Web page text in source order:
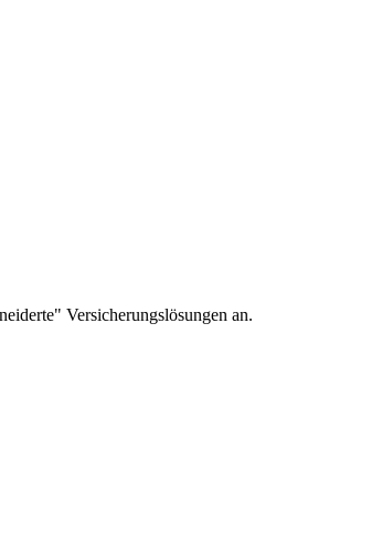
Versicherungslösungen an.